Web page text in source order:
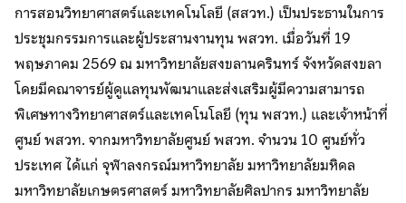
การสอนวิทยาศาสตร์และเทคโนโลยี (สสวท.) เป็นประธานในการ
ประชุมกรรมการและผู้ประสานงานทุน พสวท. เมื่อวันที่ 19
พฤษภาคม 2569 ณ มหาวิทยาลัยสงขลานครินทร์ จังหวัดสงขลา
โดยมีคณาจารย์ผู้ดูแลทุนพัฒนาและส่งเสริมผู้มีความสามารถ
พิเศษทางวิทยาศาสตร์และเทคโนโลยี (ทุน พสวท.) และเจ้าหน้าที่
ศูนย์ พสวท. จากมหาวิทยาลัยศูนย์ พสวท. จำนวน 10 ศูนย์ทั่ว
ประเทศ ได้แก่ จุฬาลงกรณ์มหาวิทยาลัย มหาวิทยาลัยมหิดล
มหาวิทยาลัยเกษตรศาสตร์ มหาวิทยาลัยศิลปากร มหาวิทยาลัย